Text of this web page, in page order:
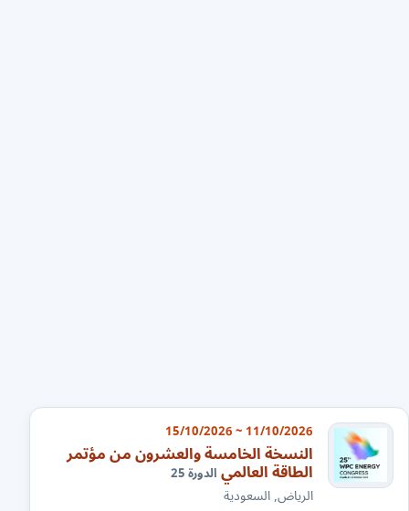
11/10/2026 ~ 15/10/2026
النسخة الخامسة والعشرون من مؤتمر
الطاقة العالميالدورة 25
الرياض, السعودية